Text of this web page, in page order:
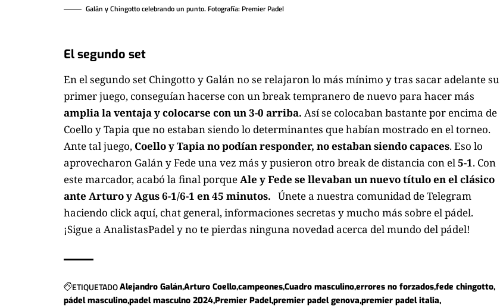
Galán y Chingotto celebrando un punto. Fotografía: Premier Padel
El segundo set
En el segundo set Chingotto y Galán no se relajaron lo más mínimo y tras sacar adelante su
primer juego, conseguían hacerse con un break tempranero de nuevo para hacer más
amplia la ventaja y colocarse con un 3-0 arriba. Así se colocaban bastante por encima de
Coello y Tapia que no estaban siendo lo determinantes que habían mostrado en el torneo.
Ante tal juego, Coello y Tapia no podían responder, no estaban siendo capaces. Eso lo
aprovecharon Galán y Fede una vez más y pusieron otro break de distancia con el5-1. Con
este marcador, acabó la final porqueAle y Fede se llevaban un nuevo título en el clásico
ante Arturo y Agus 6-1/6-1 en 45 minutos. Únete a nuestra comunidad de Telegram
haciendo click aquí, chat general, informaciones secretas y mucho más sobre el pádel.
¡Sigue a AnalistasPadely no te pierdas ninguna novedad acerca del mundo del pádel!
ETIQUETADOAlejandro GalánArturo CoellocampeonesCuadro masculinoerrores no forzadosfede chingotto
pádel masculinopadel masculno 2024Premier Padelpremier padel genova premier padel italia